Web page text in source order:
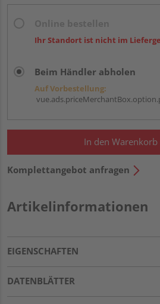
Ihr Standort ist nicht im
Beim Händler abholen
Auf Vorbestellung:
In den Warenkorb
Komplettangebot anfragen
Artikelinformationen
EIGENSCHAFTEN
DATENBLÄTTER